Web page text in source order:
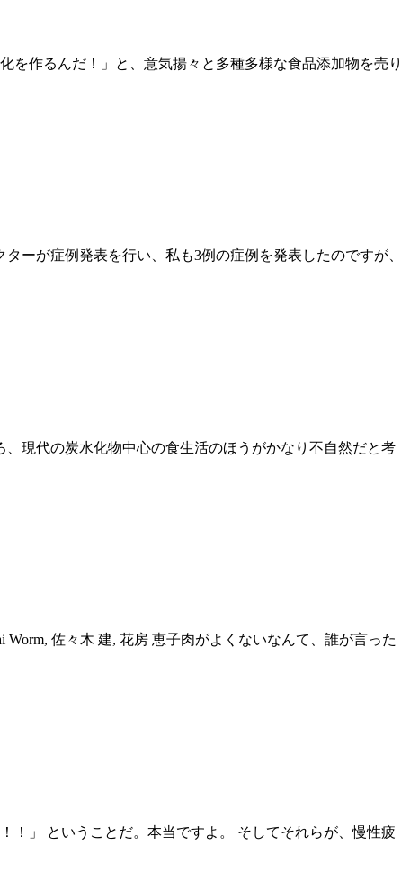
を作るんだ！」と、意気揚々と多種多様な食品添加物を売り
ーが症例発表を行い、私も3例の症例を発表したのですが、
現代の炭水化物中心の食生活のほうがかなり不自然だと考
佐々木 建, 花房 恵子肉がよくないなんて、誰が言った
！」 ということだ。本当ですよ。 そしてそれらが、慢性疲